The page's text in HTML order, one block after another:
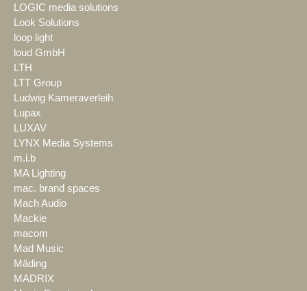
LOGIC media solutions
Look Solutions
loop light
loud GmbH
LTH
LTT Group
Ludwig Kameraverleih
Lupax
LUXAV
LYNX Media Systems
m.i.b
MA Lighting
mac. brand spaces
Mach Audio
Mackie
macom
Mad Music
Mäding
MADRIX